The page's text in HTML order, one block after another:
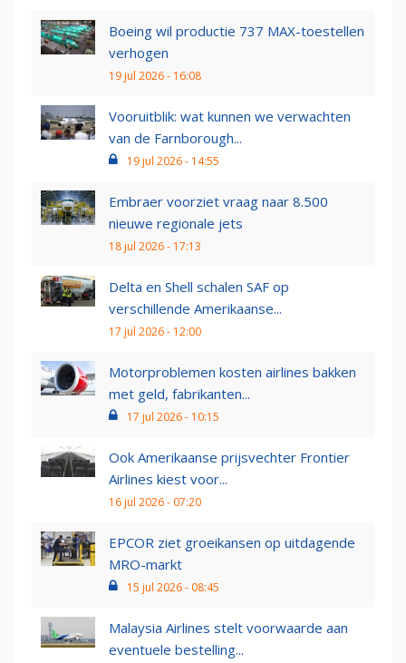
Boeing wil productie 737 MAX-toestellen
verhogen
19 jul 2026 - 16:08
Vooruitblik: wat kunnen we verwachten
van de Farnborough...
19 jul 2026 - 14:55
Embraer voorziet vraag naar 8.500
nieuwe regionale jets
18 jul 2026 - 17:13
Delta en Shell schalen SAF op
verschillende Amerikaanse...
17 jul 2026 - 12:00
Motorproblemen kosten airlines bakken
met geld, fabrikanten...
17 jul 2026 - 10:15
Ook Amerikaanse prijsvechter Frontier
Airlines kiest voor...
16 jul 2026 - 07:20
EPCOR ziet groeikansen op uitdagende
MRO-markt
15 jul 2026 - 08:45
Malaysia Airlines stelt voorwaarde aan
eventuele bestelling...